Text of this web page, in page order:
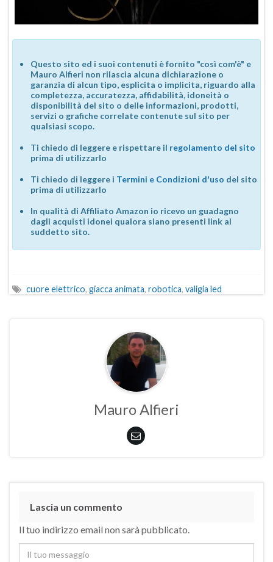
Questo sito ed i suoi contenuti è fornito "così com'è" e
Mauro Alfieri non rilascia alcuna dichiarazione o
garanzia di alcun tipo, esplicita o implicita, riguardo alla
completezza, accuratezza, affidabilità, idoneità o
disponibilità del sito o delle informazioni, prodotti,
servizi o grafiche correlate contenute sul sito per
qualsiasi scopo.
Ti chiedo di leggere e rispettare il regolamento del sito
prima di utilizzarlo
Ti chiedo di leggere i Termini e Condizioni d'uso del sito
prima di utilizzarlo
In qualità di Affiliato Amazon io ricevo un guadagno
dagli acquisti idonei qualora siano presenti link al
suddetto sito.
cuore elettrico, giacca animata, robotica, valigia led
Mauro Alfieri
Lascia un commento
Il tuo indirizzo email non sarà pubblicato.